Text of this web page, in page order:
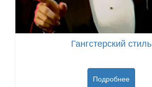
Гангстерский стиль
Подробнее